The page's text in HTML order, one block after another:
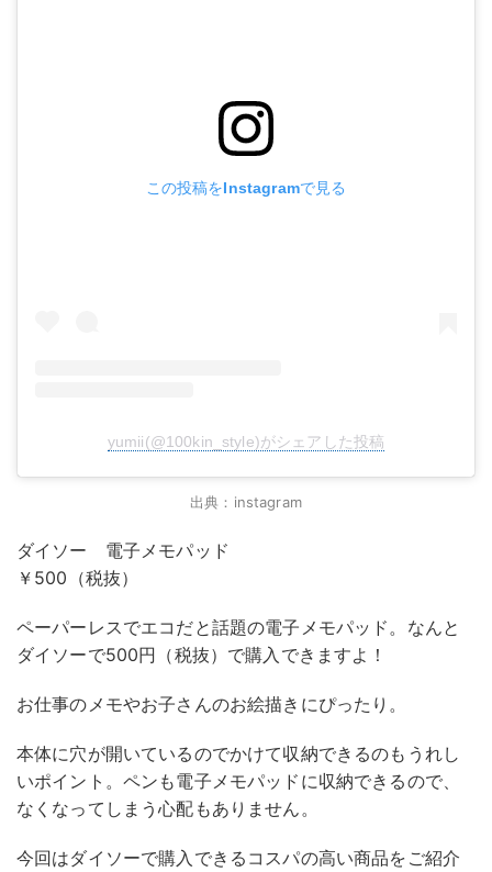
この投稿をInstagramで見る
yumii(@100kin_style)がシェアした投稿
出典：instagram
ダイソー 電子メモパッド
￥500（税抜）
ペーパーレスでエコだと話題の電子メモパッド。なんと
ダイソーで500円（税抜）で購入できますよ！
お仕事のメモやお子さんのお絵描きにぴったり。
本体に穴が開いているのでかけて収納できるのもうれし
いポイント。ペンも電子メモパッドに収納できるので、
なくなってしまう心配もありません。
今回はダイソーで購入できるコスパの高い商品をご紹介